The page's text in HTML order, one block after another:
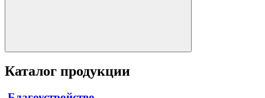
Каталог продукции